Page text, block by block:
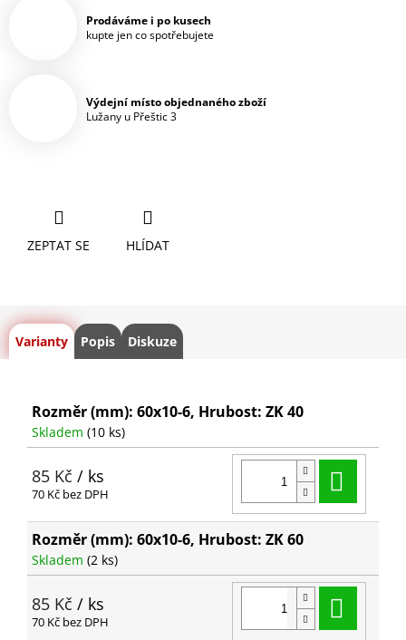
Prodáváme i po kusech
kupte jen co spotřebujete
Výdejní místo objednaného zboží
Lužany u Přeštic 3
ZEPTAT SE HLÍDAT
Varianty Popis Diskuze
Rozměr (mm): 60x10-6, Hrubost: ZK 40
Skladem (10 ks)
85 Kč / ks
70 Kč bez DPH
Rozměr (mm): 60x10-6, Hrubost: ZK 60
Skladem (2 ks)
85 Kč / ks
70 Kč bez DPH